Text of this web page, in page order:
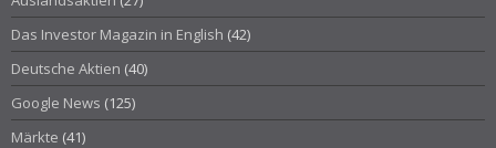
Das Investor Magazin in English (42)
Deutsche Aktien (40)
Google News (125)
Märkte (41)